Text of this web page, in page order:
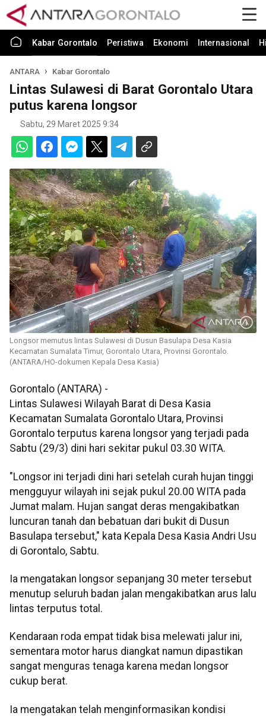
Kabar Gorontalo Peristiwa Ekonomi Internasional
ANTARA Kabar Gorontalo
Lintas Sulawesi di Barat Gorontalo Utara
putus karena longsor
Sabtu, 29 Maret 2025 9:34
Longsor memutus lintas Sulawesi di Dusun Basulapa Desa Kasia
Kecamatan Sumalata Timur, Gorontalo Utara, Provinsi Gorontalo.
(ANTARA/HO-dokumen Kepala Desa Kasia)
Gorontalo (ANTARA) -
Lintas Sulawesi Wilayah Barat di Desa Kasia
Kecamatan Sumalata Gorontalo Utara, Provinsi
Gorontalo terputus karena longsor yang terjadi pada
Sabtu (29/3) dini hari sekitar pukul 03.30 WITA.
"Longsor ini terjadi dini hari setelah curah hujan tinggi
mengguyur wilayah ini sejak pukul 20.00 WITA pada
Jumat malam. Hujan sangat deras mengakibatkan
luncuran tanah dan bebatuan dari bukit di Dusun
Basulapa tersebut," kata Kepala Desa Kasia Andri Usu
di Gorontalo, Sabtu.
Ia mengatakan longsor sepanjang 30 meter tersebut
menutup seluruh badan jalan mengakibatkan arus lalu
lintas terputus total.
Kendaraan roda empat tidak bisa melewati jalur ini,
sementara motor harus diangkat namun dipastikan
sangat menguras tenaga karena medan longsor
cukup berat.
Ia mengatakan telah menginformasikan kondisi